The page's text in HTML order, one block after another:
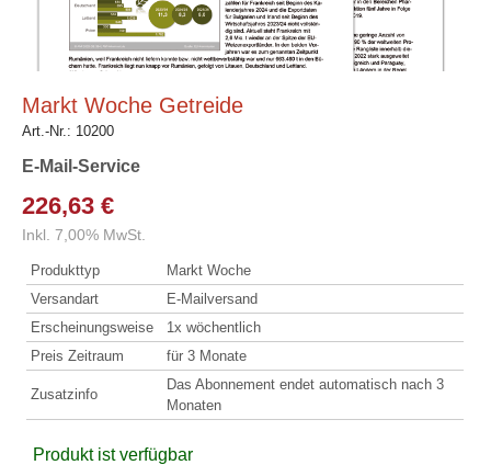
Markt Woche Getreide
Art.-Nr.: 10200
E-Mail-Service
226,63 €
Inkl. 7,00% MwSt.
Produkttyp
Markt Woche
Versandart
E-Mailversand
Erscheinungsweise
1x wöchentlich
Preis Zeitraum
für 3 Monate
Zusatzinfo
Das Abonnement endet automatisch nach 3
Monaten
Produkt ist verfügbar